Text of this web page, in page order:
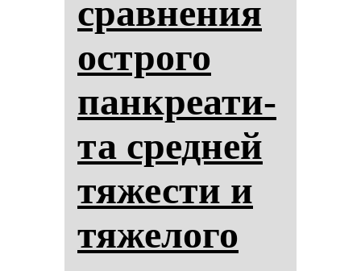
срав­не­ния
ос­тро­го
пан­кре­ати­
та сред­ней
тя­жес­ти и
тя­же­ло­го